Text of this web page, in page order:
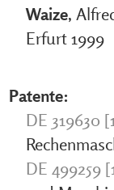
Waize,
Erfurt 1999
Patente:
DE 319630
DE 499259